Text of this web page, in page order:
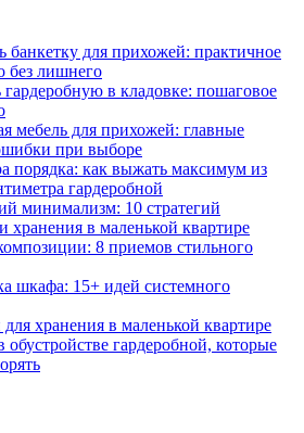
банкетку для прихожей: практичное
без лишнего
гардеробную в кладовке: пошаговое
мебель для прихожей: главные
при выборе
порядка: как выжать максимум из
гардеробной
минимализм: 10 стратегий
хранения в маленькой квартире
8 приемов стильного
шкафа: 15+ идей системного
хранения в маленькой квартире
обустройстве гардеробной, которые